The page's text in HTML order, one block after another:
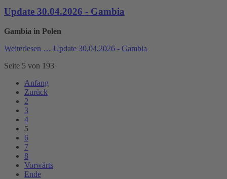
Update 30.04.2026 - Gambia
Gambia in Polen
Weiterlesen … Update 30.04.2026 - Gambia
Seite 5 von 193
Anfang
Zurück
2
3
4
5
6
7
8
Vorwärts
Ende